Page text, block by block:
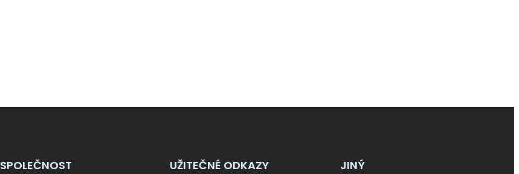
SPOLEČNOST UŽITEČNÉ ODKAZY JINÝ